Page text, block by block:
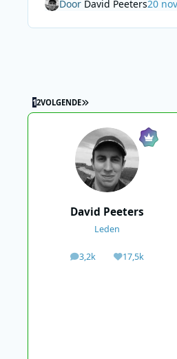
Door David Peeters20
12VOLGENDE LAATSTE PAGINA
David Peeters
Leden
3,2k
berichten17,5k
Waardering